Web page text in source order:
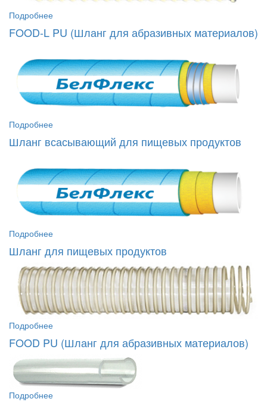
Подробнее
FOOD-L PU (Шланг для абразивных материалов)
Подробнее
Шланг всасывающий для пищевых продуктов
Подробнее
Шланг для пищевых продуктов
Подробнее
FOOD PU (Шланг для абразивных материалов)
Подробнее